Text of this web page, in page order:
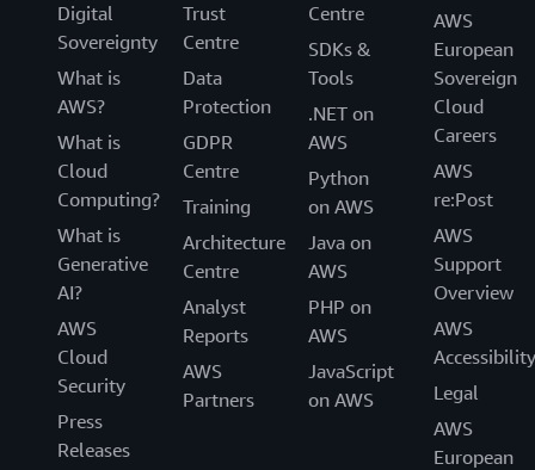
Digital
Sovereignty
What is
AWS?
What is
Cloud
Computing?
What is
Generative
AI?
AWS
Cloud
Security
Press
Releases
Trust
Centre
Data
Protection
GDPR
Centre
Training
Architecture
Centre
Analyst
Reports
AWS
Partners
Centre
SDKs &
Tools
.NET on
AWS
Python
on AWS
Java on
AWS
PHP on
AWS
JavaScript
on AWS
AWS
European
Sovereign
Cloud
Careers
AWS
re:Post
AWS
Support
Overview
AWS
Accessibility
Legal
AWS
European